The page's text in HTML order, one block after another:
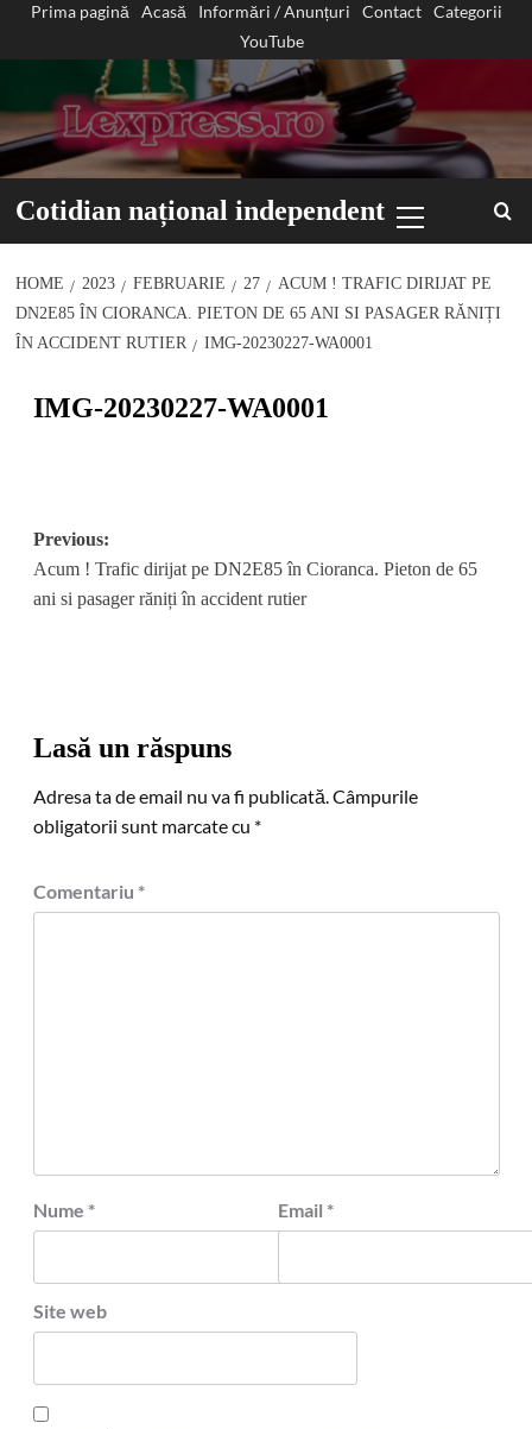
Prima pagină Acasă Informări / Anunțuri Contact
Categorii
YouTube
Cotidian național independent
Menu
HOME 2023 FEBRUARIE 27
ACUM ! TRAFIC DIRIJAT PE
DN2E85 ÎN CIORANCA. PIETON DE 65 ANI SI PASAGER RĂNIȚI
ÎN ACCIDENT RUTIER
IMG-20230227-WA0001
IMG-20230227-WA0001
Post
navigation
Previous:
Acum ! Trafic dirijat pe DN2E85 în Cioranca. Pieton de 65
ani si pasager răniți în accident rutier
Lasă un răspuns
Adresa ta de email nu va fi publicată.Câmpurile
obligatorii sunt marcate cu *
Comentariu *
Nume * Email *
Site web